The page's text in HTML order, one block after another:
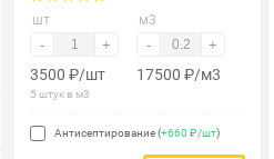
шт
- +
3500 ₽/шт
5 штук в м3
м3
- +
17500 ₽/м3
Антисептирование (+660 ₽/шт)